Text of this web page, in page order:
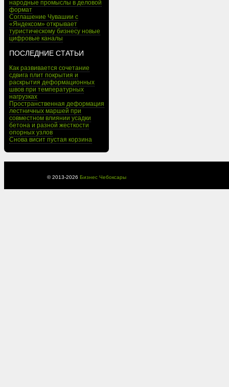
народные промыслы в деловой
формат
Соглашение Чувашии с
«Яндексом» открывает
туристическому бизнесу новые
цифровые каналы
ПОСЛЕДНИЕ СТАТЬИ
Как развивается сочетание
сдвига плит покрытия и
раскрытия деформационных
швов при температурных
нагрузках
Пространственная деформация
лестничных маршей при
совместном влиянии усадки
бетона и разной жесткости
опорных узлов
Снова висит пустая корзина
© 2013-2026 Бизнес Чебоксары